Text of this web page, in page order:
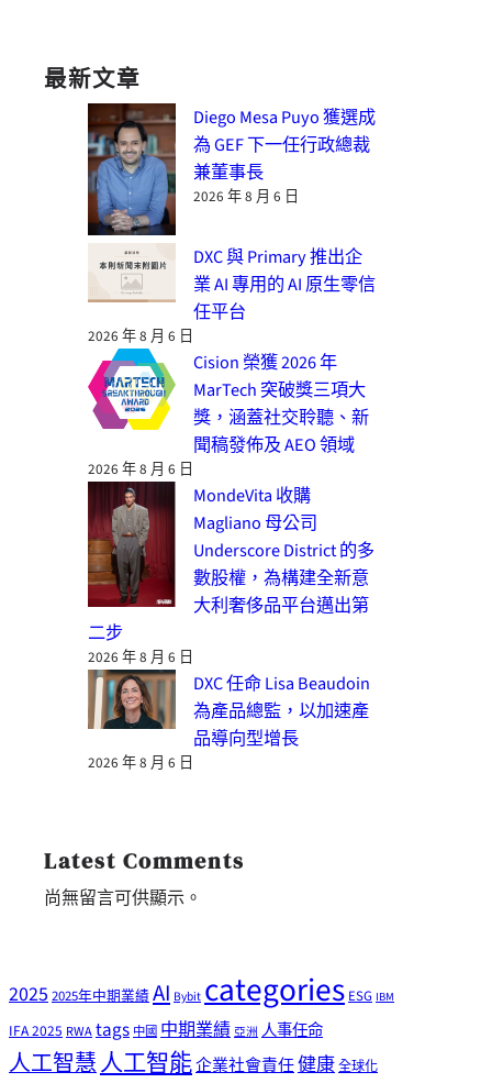
最新文章
Diego Mesa Puyo 獲選成
為 GEF 下一任行政總裁
兼董事長
2026 年 8 月 6 日
DXC 與 Primary 推出企
業 AI 專用的 AI 原生零信
任平台
2026 年 8 月 6 日
Cision 榮獲 2026 年
MarTech 突破獎三項大
獎，涵蓋社交聆聽、新
聞稿發佈及 AEO 領域
2026 年 8 月 6 日
MondeVita 收購
Magliano 母公司
Underscore District 的多
數股權，為構建全新意
大利奢侈品平台邁出第
二步
2026 年 8 月 6 日
DXC 任命 Lisa Beaudoin
為產品總監，以加速產
品導向型增長
2026 年 8 月 6 日
Latest Comments
尚無留言可供顯示。
20252025年中期業績AI Bybitcategories ESG IBM
IFA 2025 RWAtags 中國 中期業績 亞洲 人事任命
人工智慧人工智能企業社會責任健康全球化